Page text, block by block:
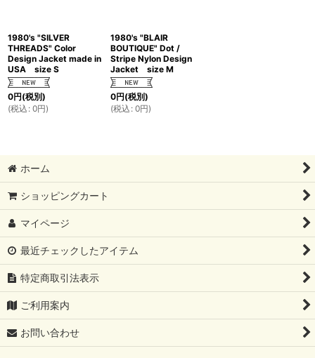
1980's "SILVER
THREADS" Color
Design Jacket made in
USA size S
0円(税別)
(税込 : 0円)
1980's "BLAIR
BOUTIQUE" Dot /
Stripe Nylon Design
Jacket size M
0円(税別)
(税込 : 0円)
ホーム
ショッピングカート
マイページ
最近チェックしたアイテム
特定商取引法表示
ご利用案内
お問い合わせ